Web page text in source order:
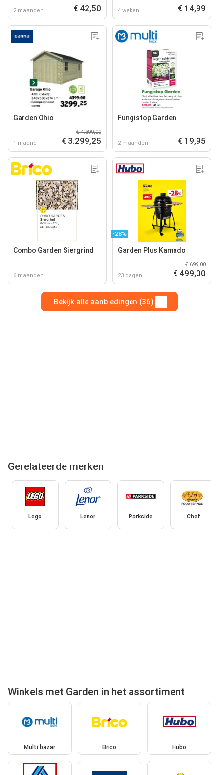
2 maanden € 42,50 4 weken € 14,99
Garden Ohio
1 maand
€ 4.399,00
€ 3.299,25
Fungistop Garden
2 maanden € 19,95
Combo Garden Siergrind
6 maanden
-28%
Garden Plus Kamado
23 dagen
€ 699,00
€ 499,00
Bekijk alle aanbiedingen (36)
Gerelateerde merken
Lego Lenor Parkside Chef
Winkels met Garden in het assortiment
Multi bazar Brico Hubo